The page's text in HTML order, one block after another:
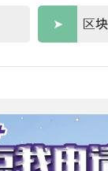
区